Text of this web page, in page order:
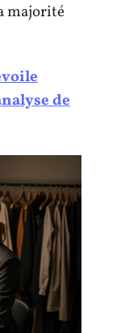
majorité
de